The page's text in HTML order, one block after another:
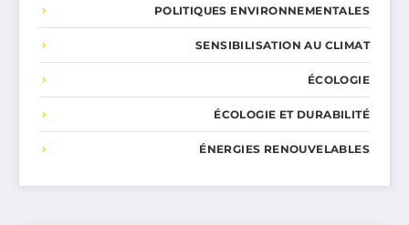
POLITIQUES ENVIRONNEMENTALES
SENSIBILISATION AU CLIMAT
ÉCOLOGIE
ÉCOLOGIE ET DURABILITÉ
ÉNERGIES RENOUVELABLES